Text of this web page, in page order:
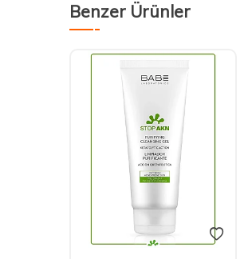
Benzer Ürünler